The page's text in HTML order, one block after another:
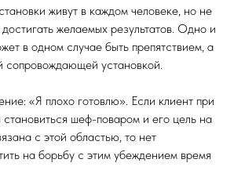
живут в каждом человеке, но не
желаемых результатов. Одно и
в одном случае быть препятствием, а
сопровождающей установкой.
«Я плохо готовлю». Если клиент при
шеф-поваром и его цель на
с этой областью, то нет
на борьбу с этим убеждением время